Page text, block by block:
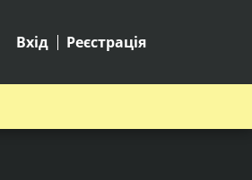
Вхід Реєстрація